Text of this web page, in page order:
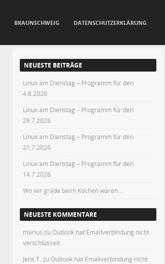
BRAUNSCHWEIG DATENSCHUTZERKLÄRUNG
NEUESTE BEITRÄGE
Linux am Dienstag – Programm für den
4.8.2026
Linux am Dienstag – Programm für den
28.7.2026
Linux am Dienstag – Programm für den
21.7.2026
Linux am Dienstag – Programm für den
14.7.2026
Wo wir grade beim Kochen waren…
NEUESTE KOMMENTARE
marius zuOutlook hat Emailverbindung nicht
verschlüsselt
Jens T. zuOutlook hat Emailverbindung nicht